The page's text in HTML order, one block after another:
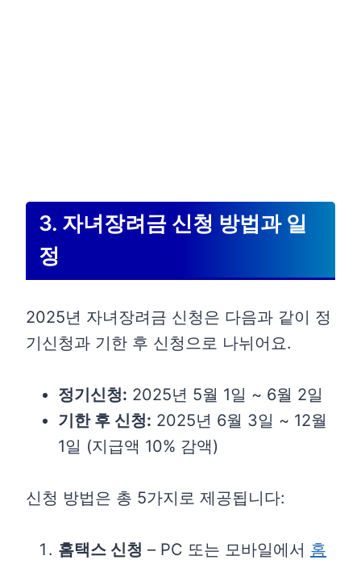
3. 자녀장려금 신청 방법과 일
정
2025년 자녀장려금 신청은 다음과 같이 정
기신청과 기한 후 신청으로 나뉘어요.
정기신청: 2025년 5월 1일 ~ 6월 2일
기한 후 신청: 2025년 6월 3일 ~ 12월
1일 (지급액 10% 감액)
신청 방법은 총 5가지로 제공됩니다:
홈택스 신청 – PC 또는 모바일에서 홈